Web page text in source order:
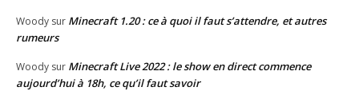
Woody sur Minecraft 1.20 : ce à quoi il faut s’attendre, et autres
rumeurs
Woody sur Minecraft Live 2022 : le show en direct commence
aujourd’hui à 18h, ce qu’il faut savoir